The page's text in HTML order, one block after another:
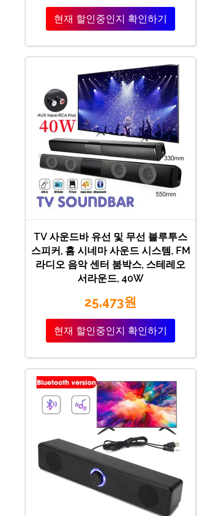
현재 할인중인지 확인하기
TV 사운드바 유선 및 무선 블루투스
스피커, 홈 시네마 사운드 시스템, FM
라디오 음악 센터 붐박스, 스테레오
서라운드, 40W
25,473원
현재 할인중인지 확인하기